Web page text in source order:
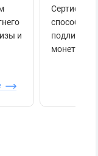
и
способов
монеты.